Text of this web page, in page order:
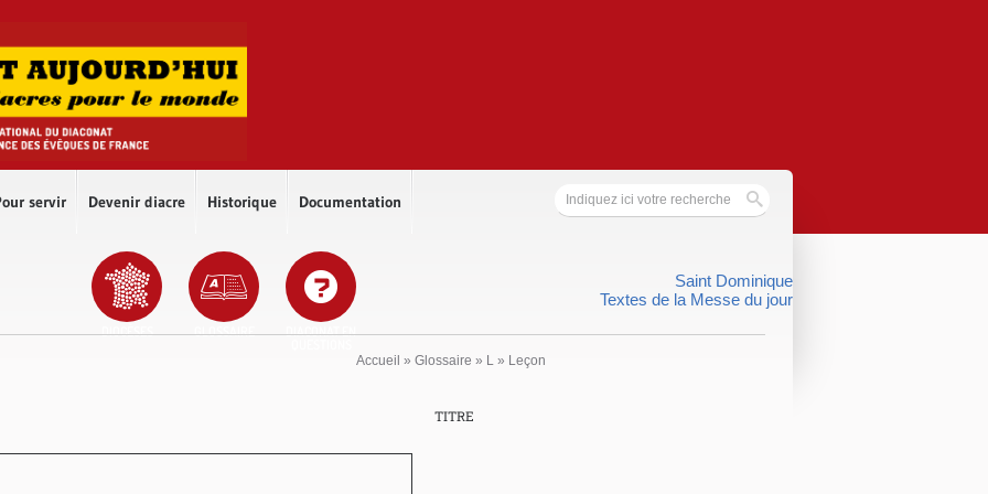
servir Devenir diacre Historique Documentation
DIOCÈSES GLOSSAIRE
DIACONAT EN
Saint Dominique
Textes de la Messe du jour
Accueil » Glossaire » L » Leçon
TITRE